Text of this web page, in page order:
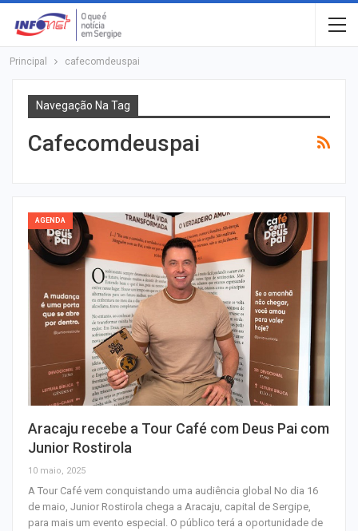
Principal cafecomdeuspai
Navegação Na Tag
Cafecomdeuspai
AGENDA
Aracaju recebe a Tour Café com Deus Pai com
Junior Rostirola
10 maio, 2025
A Tour Café vem conquistando uma audiência global No dia 16
de maio, Junior Rostirola chega a Aracaju, capital de Sergipe,
para mais um evento especial. O público terá a oportunidade de